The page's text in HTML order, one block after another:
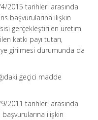
2015 tarihleri arasında
başvurularına ilişkin
gerçekleştirilen üretim
katkı payı tutarı,
girilmesi durumunda da
geçici madde
2011 tarihleri arasında
ilişkin